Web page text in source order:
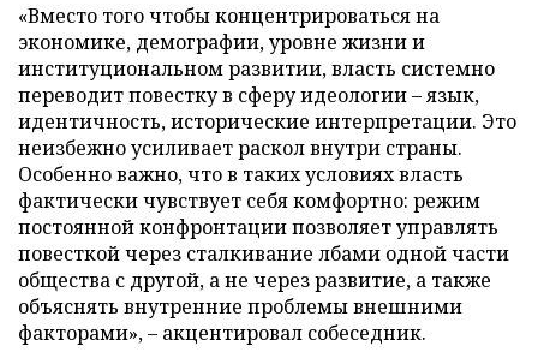
«Вместо того чтобы концентрироваться на
экономике, демографии, уровне жизни и
институциональном развитии, власть системно
переводит повестку в сферу идеологии – язык,
идентичность, исторические интерпретации. Это
неизбежно усиливает раскол внутри страны.
Особенно важно, что в таких условиях власть
фактически чувствует себя комфортно: режим
постоянной конфронтации позволяет управлять
повесткой через сталкивание лбами одной части
общества с другой, а не через развитие, а также
объяснять внутренние проблемы внешними
факторами», – акцентировал собеседник.